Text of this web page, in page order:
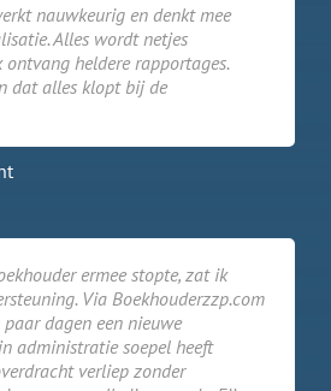
nauwkeurig en denkt mee
Alles wordt netjes
heldere rapportages.
dat alles klopt bij de
ermee stopte, zat ik
Via Boekhouderzzp.com
dagen een nieuwe
administratie soepel heeft
verliep zonder